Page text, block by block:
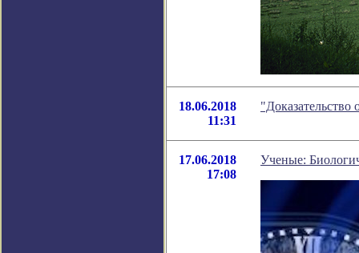
18.06.2018
11:31
17.06.2018
17:08
Ученые: